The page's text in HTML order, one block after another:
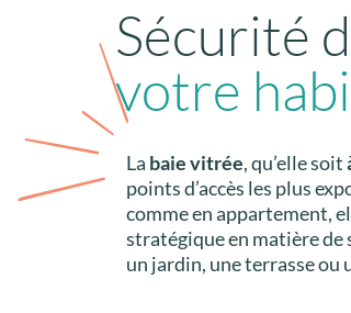
Sécurité
votre
La baie vitrée, qu’elle soit
points d’accès les plus
comme en appartement,
stratégique en matière de
un jardin, une terrasse ou